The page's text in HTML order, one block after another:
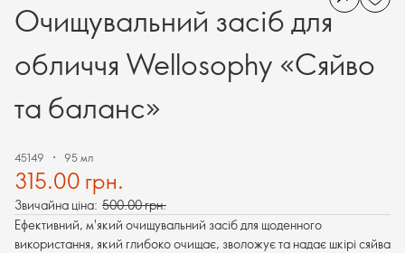
Очищувальний засіб для
обличчя Wellosophy «Сяйво
та баланс»
45149 95 мл
315.00 грн.
Звичайна ціна: 500.00 грн.
Ефективний, м'який очищувальний засіб для щоденного
використання, який глибоко очищає, зволожує та надає шкірі сяйва